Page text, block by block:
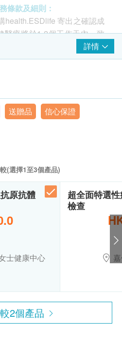
、胰、腎、盤腔) - 女士
人類乳頭瘤病毒HPV DNA檢查
釋報告
測試靈敏度較高，只需極
有助更早得知結果。
條款及細則：
health.ESDlife 寄出之確認成
醫療將於1-2個工作天內，致
時間及地點。
2111 向體驗中心職員聯
一至六；上午9時至下午6時
示身份證及列印訂購確認信
日起訂購之身體檢查計劃或
6個月，客戶必須於6個月內
款。
情況下，可於7至10個工作
解報告，一般情況下，將由
，及安排領取報告事宜。
話確認預約後，項目不得作出
health.ESDlife 及盈健醫療保
為醫務診斷或治療用途。謹此
果表面上屬正常，還是有可
稍後時間才會顯現。
疾病徵兆時，應立即諮詢有
詳情
角彌敦道625及639號雅蘭中心
送贈品
信心保證
(選擇1至3個產品)
原抗體
士健康中心
超全面特選
檢查
2個產品